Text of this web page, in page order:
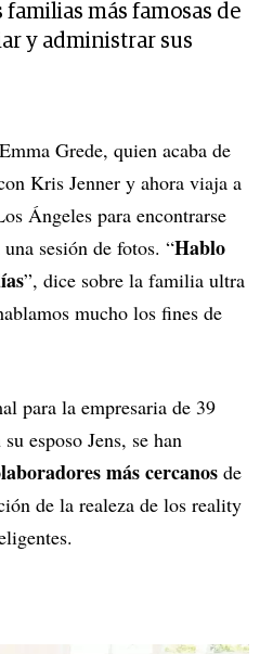
más famosas de
y administrar sus
Grede, quien acaba de
Kris Jenner y ahora viaja a
Ángeles para encontrarse
una sesión de fotos. “Hablo
”, dice sobre la familia ultra
mucho los fines de
para la empresaria de 39
esposo Jens, se han
más cercanos de
de la realeza de los reality